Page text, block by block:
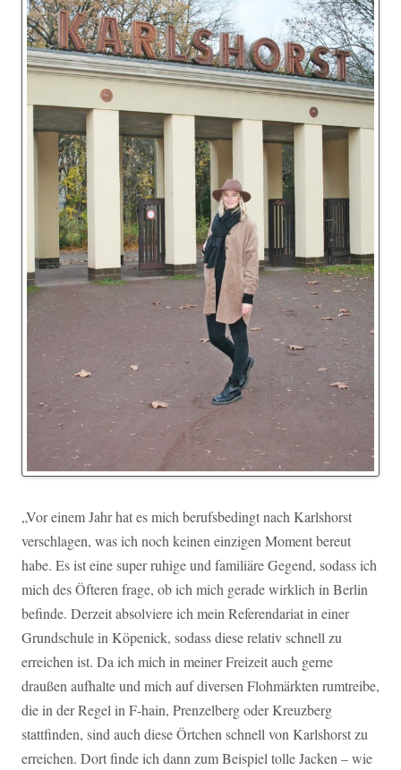
„Vor einem Jahr hat es mich berufsbedingt nach Karlshorst
verschlagen, was ich noch keinen einzigen Moment bereut
habe. Es ist eine super ruhige und familiäre Gegend, sodass ich
mich des Öfteren frage, ob ich mich gerade wirklich in Berlin
befinde. Derzeit absolviere ich mein Referendariat in einer
Grundschule in Köpenick, sodass diese relativ schnell zu
erreichen ist. Da ich mich in meiner Freizeit auch gerne
draußen aufhalte und mich auf diversen Flohmärkten rumtreibe,
die in der Regel in F-hain, Prenzelberg oder Kreuzberg
stattfinden, sind auch diese Örtchen schnell von Karlshorst zu
erreichen. Dort finde ich dann zum Beispiel tolle Jacken – wie